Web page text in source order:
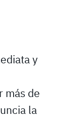
y
más de
la